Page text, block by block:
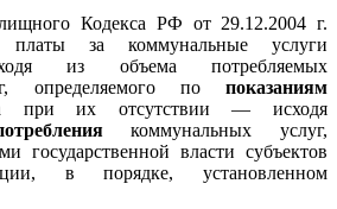
Кодекса РФ от 29.12.2004 г.
за коммунальные услуги
из объема потребляемых
определяемого по показаниям
их отсутствии — исходя
коммунальных услуг,
государственной власти субъектов
в порядке, установленном